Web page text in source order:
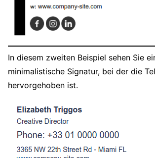
In diesem zweiten Beispiel sehen Sie
minimalistische Signatur, bei der die
hervorgehoben ist.